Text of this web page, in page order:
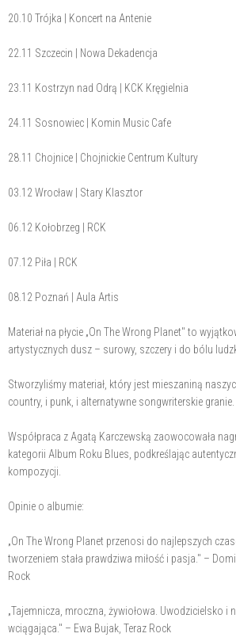
20.10 Trójka | Koncert na Antenie
22.11 Szczecin | Nowa Dekadencja
23.11 Kostrzyn nad Odrą | KCK Kręgielnia
24.11 Sosnowiec | Komin Music Cafe
28.11 Chojnice | Chojnickie Centrum Kultury
03.12 Wrocław | Stary Klasztor
06.12 Kołobrzeg | RCK
07.12 Piła | RCK
08.12 Poznań | Aula Artis
Materiał na płycie „On The Wrong Planet" to
artystycznych dusz – surowy, szczery i do bólu
Stworzyliśmy materiał, który jest mieszaniną
country, i punk, i alternatywne songwriterskie granie.
Współpraca z Agatą Karczewską zaowocowała
kategorii Album Roku Blues, podkreślając
kompozycji.
Opinie o albumie:
„On The Wrong Planet przenosi do najlepszych
tworzeniem stała prawdziwa miłość i pasja." –
Rock
„Tajemnicza, mroczna, żywiołowa. Uwodzicielsko i
wciągająca." – Ewa Bujak, Teraz Rock